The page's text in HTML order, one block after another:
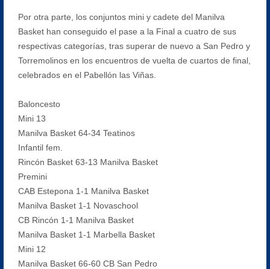
Por otra parte, los conjuntos mini y cadete del Manilva
Basket han conseguido el pase a la Final a cuatro de sus
respectivas categorías, tras superar de nuevo a San Pedro y
Torremolinos en los encuentros de vuelta de cuartos de final,
celebrados en el Pabellón las Viñas.
Baloncesto
Mini 13
Manilva Basket 64-34 Teatinos
Infantil fem.
Rincón Basket 63-13 Manilva Basket
Premini
CAB Estepona 1-1 Manilva Basket
Manilva Basket 1-1 Novaschool
CB Rincón 1-1 Manilva Basket
Manilva Basket 1-1 Marbella Basket
Mini 12
Manilva Basket 66-60 CB San Pedro